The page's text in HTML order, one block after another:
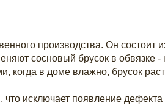
производства. Он состоит
сосновый брусок в обвязке -
в доме влажно, брусок
исключает появление